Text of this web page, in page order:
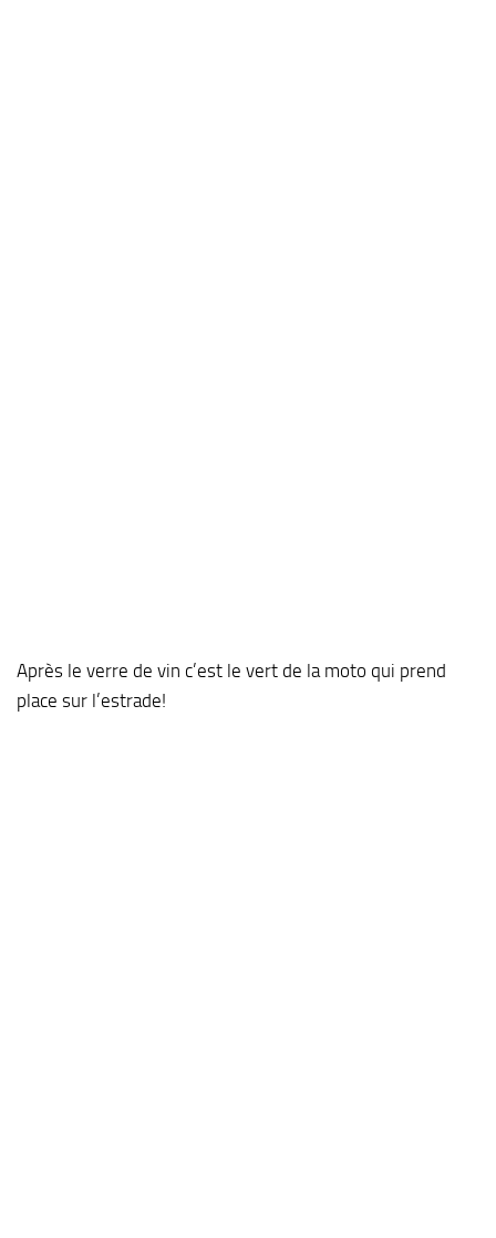
Après le verre de vin c’est le vert de la moto qui prend
place sur l’estrade!